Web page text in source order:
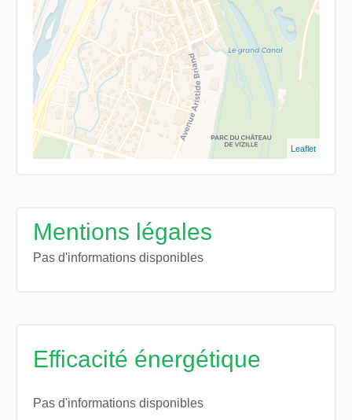
Leaflet
Mentions légales
Pas d'informations disponibles
Efficacité énergétique
Pas d'informations disponibles